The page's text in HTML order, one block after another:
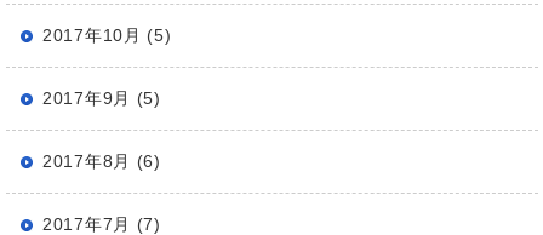
2017年10月 (5)
2017年9月 (5)
2017年8月 (6)
2017年7月 (7)